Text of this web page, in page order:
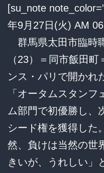
[su_note
年9月27日(火) AM
群馬県太田市臨時
（23）＝同市飯田
ンス・パリで開かれ
「オータムスタン
ム部門で初優勝し、
シード権を獲得した
然、負けは当然の世
きいが、うれしい」